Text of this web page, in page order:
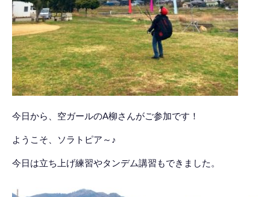
今日から、空ガールのA柳さんがご参加です！
ようこそ、ソラトピア～♪
今日は立ち上げ練習やタンデム講習もできました。